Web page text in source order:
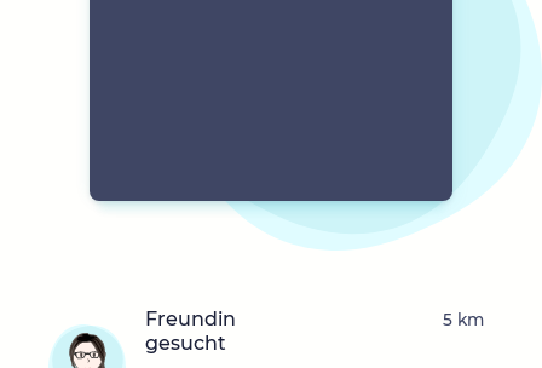
Freundin
gesucht
5 km